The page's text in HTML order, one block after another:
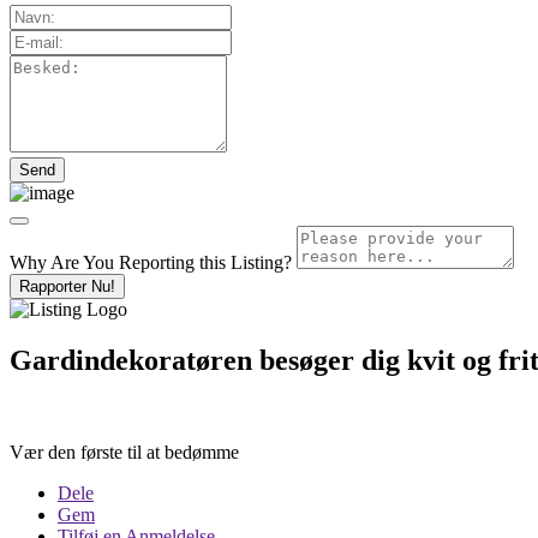
Why Are You Reporting this Listing?
Rapporter Nu!
Gardindekoratøren besøger dig kvit og
Vær den første til at bedømme
Dele
Gem